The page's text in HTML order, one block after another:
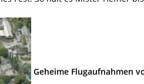
Geheime Flugaufnahmen